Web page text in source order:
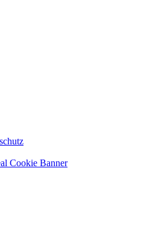
Cookie Banner